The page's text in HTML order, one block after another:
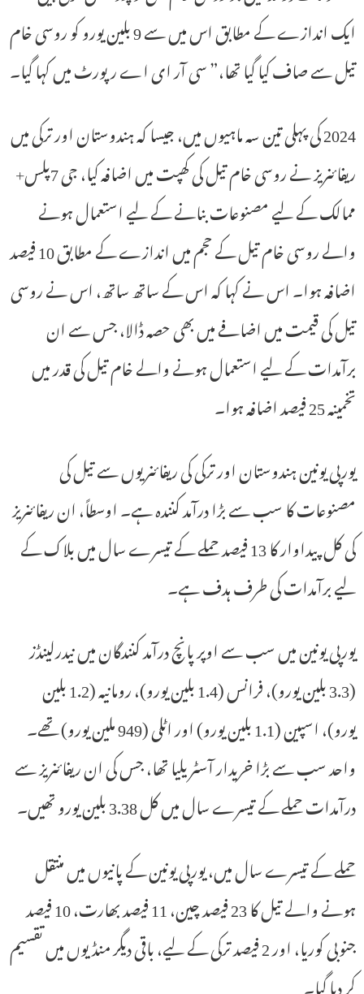
ایک اندازے کے مطابق اس میں سے 9 بلین یورو کو روسی خام
تیل سے صاف کیا گیا تھا،” سی آر ای اے رپورٹ میں کہا گیا۔
2024 کی پہلی تین سہ ماہیوں میں، جیسا کہ ہندوستان اور ترکی میں
ریفائنریز نے روسی خام تیل کی کھپت میں اضافہ کیا، جی 7پلس+
ممالک کے لیے مصنوعات بنانے کے لیے استعمال ہونے
والے روسی خام تیل کے حجم میں اندازے کے مطابق 10 فیصد
اضافہ ہوا۔ اس نے کہا کہ اس کے ساتھ ساتھ، اس نے روسی
تیل کی قیمت میں اضافے میں بھی حصہ ڈالا، جس سے ان
برآمدات کے لیے استعمال ہونے والے خام تیل کی قدر میں
تخمینہ 25 فیصد اضافہ ہوا۔
یورپی یونین ہندوستان اور ترکی کی ریفائنریوں سے تیل کی
مصنوعات کا سب سے بڑا درآمد کنندہ ہے۔ اوسطاً، ان ریفائنریز
کی کل پیداوار کا 13 فیصد حملے کے تیسرے سال میں بلاک کے
لیے برآمدات کی طرف ہدف ہے۔
یورپی یونین میں سب سے اوپر پانچ درآمد کنندگان میں نیدرلینڈز
(3.3 بلین یورو)، فرانس (1.4 بلین یورو)، رومانیہ (1.2 بلین
یورو)، اسپین (1.1 بلین یورو) اور اٹلی (949 ملین یورو) تھے۔
واحد سب سے بڑا خریدار آسٹریلیا تھا، جس کی ان ریفائنریز سے
درآمدات حملے کے تیسرے سال میں کل 3.38 بلین یورو تھیں۔
حملے کے تیسرے سال میں، یورپی یونین کے پانیوں میں منتقل
ہونے والے تیل کا 23 فیصد چین، 11 فیصد بھارت، 10 فیصد
جنوبی کوریا، اور 2 فیصد ترکی کے لیے، باقی دیگر منڈیوں میں تقسیم
کر دیا گیا۔